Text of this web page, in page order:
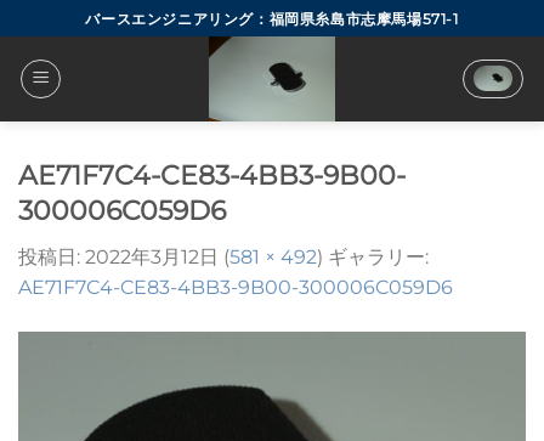
to
content
バースエンジニアリング：福岡県糸島市志摩馬場571-1
AE71F7C4-CE83-4BB3-9B00-
300006C059D6
投稿日: 2022年3月12日 (581 × 492) ギャラリー:
AE71F7C4-CE83-4BB3-9B00-300006C059D6